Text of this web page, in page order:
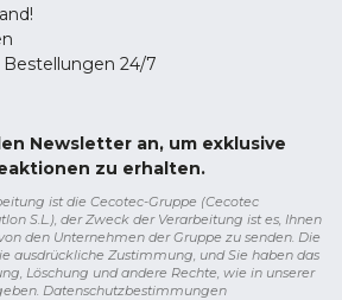
24/7
Newsletter an, um exklusive
zu erhalten.
ist die Cecotec-Gruppe (Cecotec
S.L.), der Zweck der Verarbeitung ist es, Ihnen
den Unternehmen der Gruppe zu senden. Die
ausdrückliche Zustimmung, und Sie haben das
Löschung und andere Rechte, wie in unserer
Datenschutzbestimmungen